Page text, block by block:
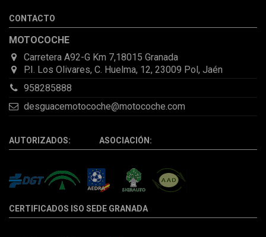
la pieza llegó correcta y bien embalada, además de llegarme 2
CONTACTO
MOTOCOCHE
Carretera A92-G Km 7,18015 Granada
P.I. Los Olivares, C. Huelma, 12, 23009 Pol, Jaén
958285888
desguacemotocoche@motocoche.com
AUTORIZADOS: ASOCIACIÓN:
CERTIFICADOS ISO SEDE GRANADA